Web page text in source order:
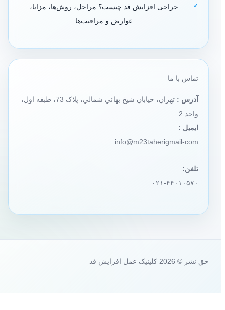
جراحی افزایش قد چیست؟ مراحل، روش‌ها، مزایا،
عوارض و مراقبت‌ها
تماس با ما
آدرس :
تهران، خيابان شيخ بهائي شمالي، پلاک 73، طبقه اول،
واحد 2
ایمیل :
info@m23taherigmail-com
تلفن:
۰۲۱-۴۴۰۱۰۵۷۰
حق نشر © 2026 کلینیک عمل افزایش قد